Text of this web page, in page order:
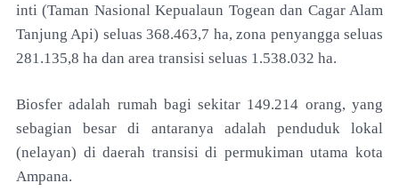
inti (Taman Nasional Kepualaun Togeandan Cagar Alam
Tanjung Api) seluas 368.463,7 ha,zona penyangga seluas
281.135,8 ha dan area transisi seluas 1.538.032 ha.
Biosfer adalah rumah bagi sekitar 149.214 orang, yang
sebagian besar di antaranya adalah penduduk lokal
(nelayan) di daerah transisi di permukiman utama kota
Ampana.